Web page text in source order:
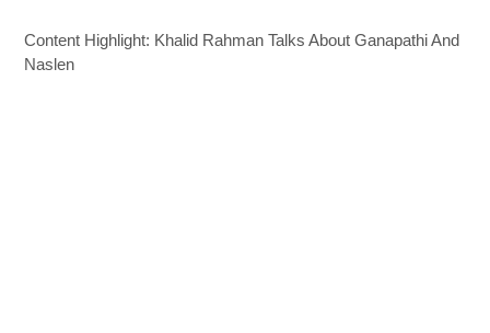
Content Highlight: Khalid Rahman Talks About Ganapathi And
Naslen